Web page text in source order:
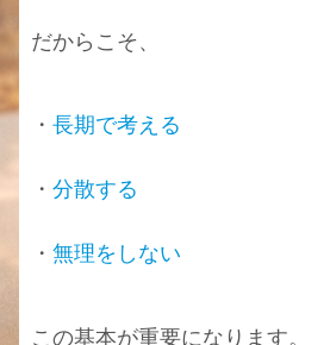
だからこそ、
・ 長期で考える
・ 分散する
・ 無理をしない
この基本が重要になります。